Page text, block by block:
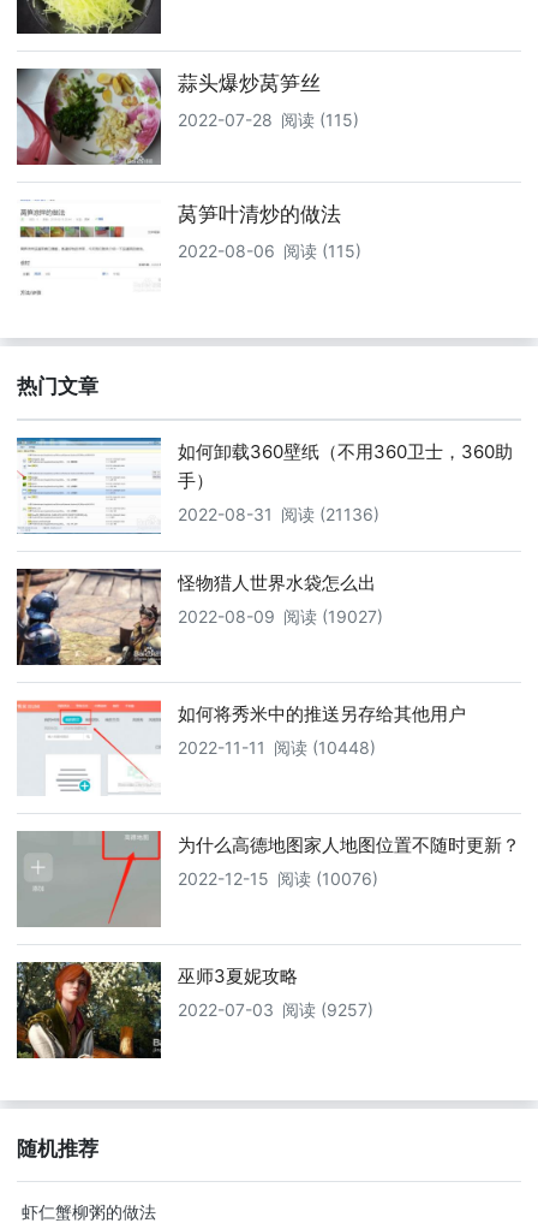
蒜头爆炒莴笋丝
2022-07-28 阅读 (115)
莴笋叶清炒的做法
2022-08-06 阅读 (115)
热门文章
如何卸载360壁纸（不用360卫士，360助
手）
2022-08-31 阅读 (21136)
怪物猎人世界水袋怎么出
2022-08-09 阅读 (19027)
如何将秀米中的推送另存给其他用户
2022-11-11 阅读 (10448)
为什么高德地图家人地图位置不随时更新？
2022-12-15 阅读 (10076)
巫师3夏妮攻略
2022-07-03 阅读 (9257)
随机推荐
虾仁蟹柳粥的做法